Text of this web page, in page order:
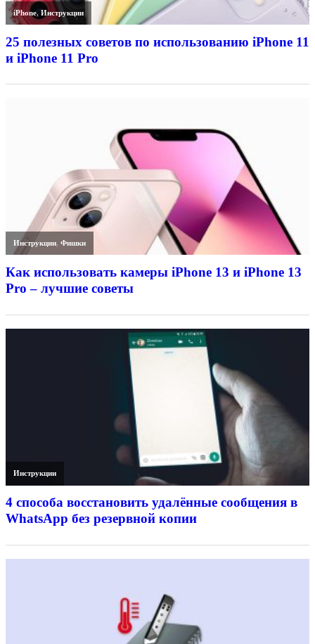
iPhone,Инструкции
25 полезных советов по использованию iPhone 11
и iPhone 11 Pro
Инструкции,Фишки
Как использовать камеры iPhone 13 и iPhone 13
Pro – лучшие советы
Инструкции
4 способа восстановить удалённые сообщения в
WhatsApp без резервной копии